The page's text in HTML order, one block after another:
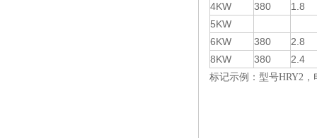
4KW
380
1.8
5KW
6KW
380
2.8
8KW
380 2.4
标记示例：型号HRY2